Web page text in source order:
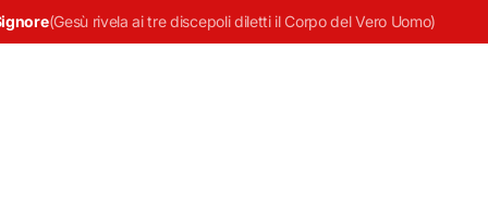
(Gesù rivela ai tre discepoli diletti il Corpo del Vero Uomo)